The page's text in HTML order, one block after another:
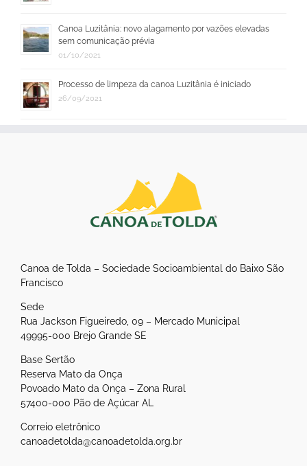
Canoa Luzitânia: novo alagamento por vazões elevadas
sem comunicação prévia
01/10/2021
Processo de limpeza da canoa Luzitânia é iniciado
26/09/2021
Canoa de Tolda – Sociedade Socioambiental do Baixo São
Francisco
Sede
Rua Jackson Figueiredo, 09 – Mercado Municipal
49995-000 Brejo Grande SE
Base Sertão
Reserva Mato da Onça
Povoado Mato da Onça – Zona Rural
57400-000 Pão de Açúcar AL
Correio eletrônico
canoadetolda@canoadetolda.org.br